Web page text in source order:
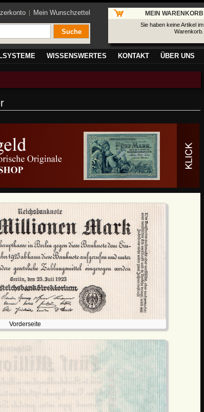
Mein Wunschzettel
Suche
MEIN WARENKORB
Sie haben keine Artikel im
Warenkorb.
WISSENSWERTES KONTAKT ÜBER UNS
Vorderseite